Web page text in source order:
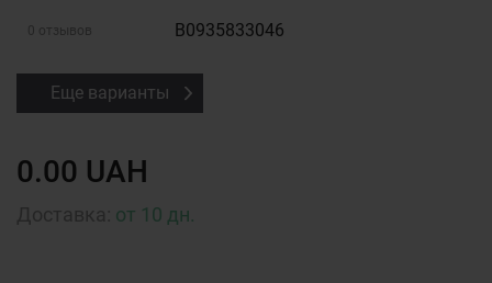
0 отзывов B0935833046
Еще варианты
0.00 UAH
от 10 дн.